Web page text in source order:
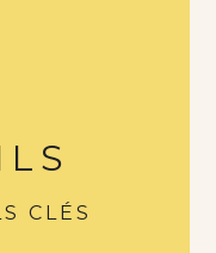
CLÉS